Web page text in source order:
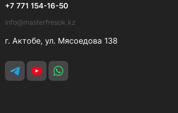
+7 771 154-16-50
info@masterfresok.kz
г. Актобе, ул. Мясоедова 138